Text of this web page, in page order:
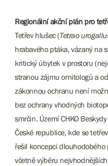
Regionální akční plán pro
Tetřev hlušec (Tetrao
hrabavého ptáka, vázaný na
kritický úbytek v prostoru
stranou zájmu ornitologů a
zákonnou ochranu není
bez ochrany vhodných
smrčin. Území CHKO
České republice, kde se
řešil koncepci dlouhodobého
včetně výběru